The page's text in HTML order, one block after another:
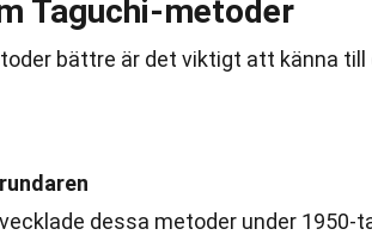
Taguchi-metoder
bättre är det viktigt att känna till
dessa metoder under 1950-